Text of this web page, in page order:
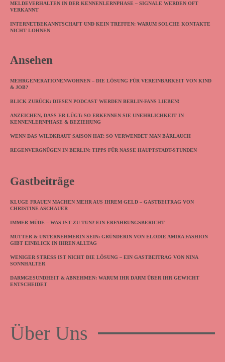
MELDEVERHALTEN IN DER KENNENLERNPHASE – SIGNALE WERDEN OFT
VERKANNT
INTERNETBEKANNTSCHAFT UND KEIN TREFFEN: WARUM SOLCHE KONTAKTE
NICHT LOHNEN
Ansehen
MEHRGENERATIONENWOHNEN – DIE LÖSUNG FÜR VEREINBARKEIT VON KIND
& JOB?
BLICK ZURÜCK: DIESEN PODCAST WERDEN BERLIN-FANS LIEBEN!
ANZEICHEN, DASS ER LÜGT: SO ERKENNEN SIE UNEHRLICHKEIT IN
KENNENLERNPHASE & BEZIEHUNG
WENN DAS WILDKRAUT SAISON HAT: SO VERWENDET MAN BÄRLAUCH
REGENVERGNÜGEN IN BERLIN: TIPPS FÜR NASSE HAUPTSTADT-STUNDEN
Gastbeiträge
KLUGE FRAUEN MACHEN MEHR AUS IHREM GELD – GASTBEITRAG VON
CHRISTINE ASCHAUER
IMMER MÜDE – WAS IST ZU TUN? EIN ERFAHRUNGSBERICHT
MUTTER & UNTERNEHMERIN SEIN: GRÜNDERIN VON ELODIE AMIRA FASHION
GIBT EINBLICK IN IHREN ALLTAG
WENIGER STRESS IST NICHT DIE LÖSUNG – EIN GASTBEITRAG VON NINA
SONNHALTER
DARMGESUNDHEIT & ABNEHMEN: WARUM IHR DARM ÜBER IHR GEWICHT
ENTSCHEIDET
Über Uns